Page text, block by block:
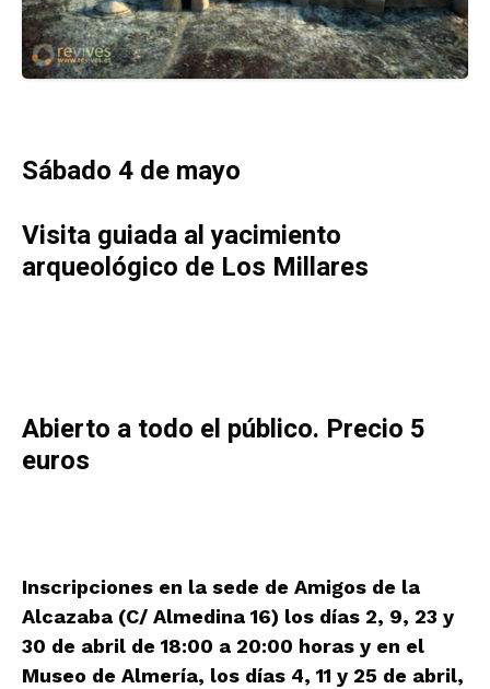
Sábado 4 de mayo
Visita guiada al yacimiento
arqueológico de Los Millares
Abierto a todo el público. Precio 5
euros
Inscripciones en la sede de Amigos de la
Alcazaba (C/ Almedina 16) los días 2, 9, 23 y
30 de abril de 18:00 a 20:00 horas y en el
Museo de Almería, los días 4, 11 y 25 de abril,